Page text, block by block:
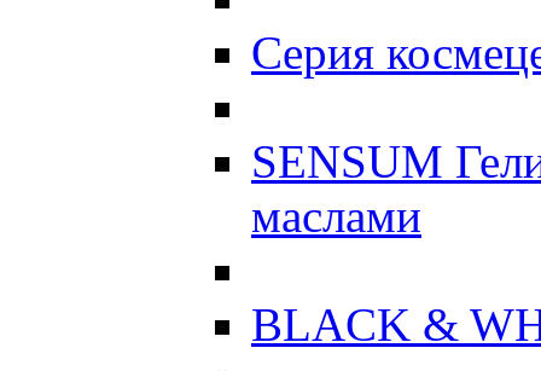
Серия
SENSUM
маслами
BLACK &